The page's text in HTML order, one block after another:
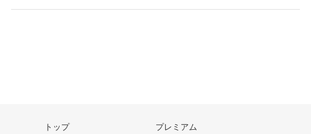
トップ プレミアム